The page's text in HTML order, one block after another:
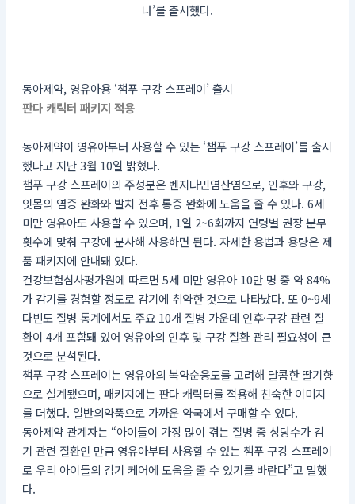
나’를 출시했다.
동아제약, 영유아용 ‘챔푸 구강 스프레이’ 출시
판다 캐릭터 패키지 적용
동아제약이 영유아부터 사용할 수 있는 ‘챔푸 구강 스프레이’를 출시
했다고 지난 3월 10일 밝혔다.
챔푸 구강 스프레이의 주성분은 벤지다민염산염으로, 인후와 구강,
잇몸의 염증 완화와 발치 전후 통증 완화에 도움을 줄 수 있다. 6세
미만 영유아도 사용할 수 있으며, 1일 2~6회까지 연령별 권장 분무
횟수에 맞춰 구강에 분사해 사용하면 된다. 자세한 용법과 용량은 제
품 패키지에 안내돼 있다.
건강보험심사평가원에 따르면 5세 미만 영유아 10만 명 중 약 84%
가 감기를 경험할 정도로 감기에 취약한 것으로 나타났다. 또 0~9세
다빈도 질병 통계에서도 주요 10개 질병 가운데 인후·구강 관련 질
환이 4개 포함돼 있어 영유아의 인후 및 구강 질환 관리 필요성이 큰
것으로 분석된다.
챔푸 구강 스프레이는 영유아의 복약순응도를 고려해 달콤한 딸기향
으로 설계됐으며, 패키지에는 판다 캐릭터를 적용해 친숙한 이미지
를 더했다. 일반의약품으로 가까운 약국에서 구매할 수 있다.
동아제약 관계자는 “아이들이 가장 많이 겪는 질병 중 상당수가 감
기 관련 질환인 만큼 영유아부터 사용할 수 있는 챔푸 구강 스프레이
로 우리 아이들의 감기 케어에 도움을 줄 수 있기를 바란다”고 말했
다.